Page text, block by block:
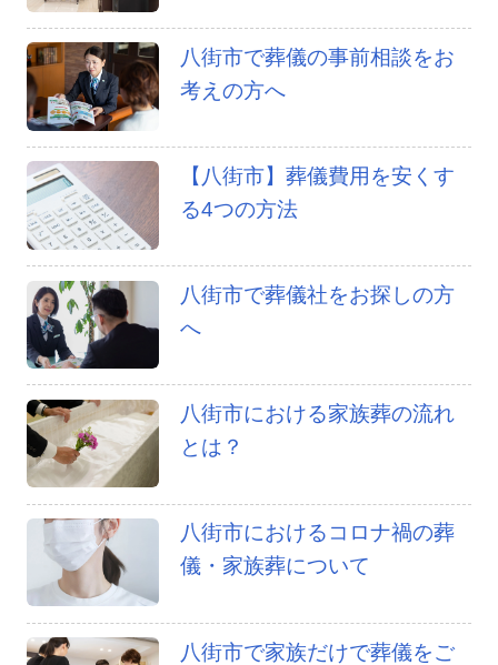
八街市で葬儀の事前相談をお
考えの方へ
【八街市】葬儀費用を安くす
る4つの方法
八街市で葬儀社をお探しの方
へ
八街市における家族葬の流れ
とは？
八街市におけるコロナ禍の葬
儀・家族葬について
八街市で家族だけで葬儀をご